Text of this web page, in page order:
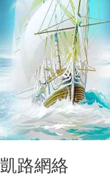
凱路網絡